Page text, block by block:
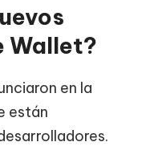
Wallet?
en la
están